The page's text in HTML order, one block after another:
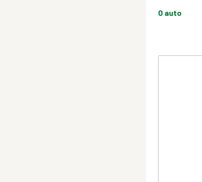
0 auto